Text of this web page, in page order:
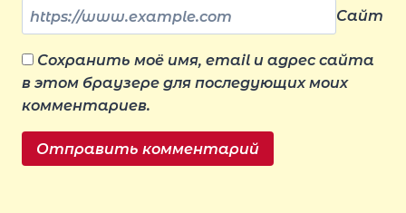
Сайт
Сохранить моё имя, email и адрес сайта
в этом браузере для последующих моих
комментариев.